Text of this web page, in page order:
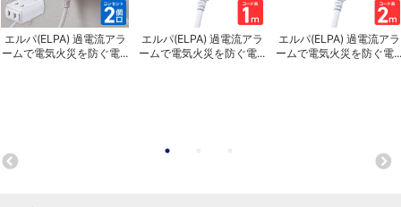
エルパ(ELPA) 過電流アラ
ームで電気火災を防ぐ電...
エルパ(ELPA) 過電流アラ
ームで電気火災を防ぐ電...
エルパ(ELPA) 過電流アラ
ームで電気火災を防ぐ電